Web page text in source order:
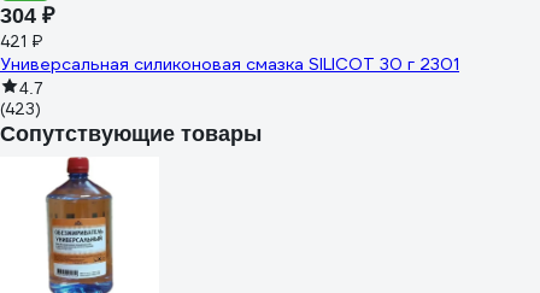
304 ₽
421 ₽
Универсальная силиконовая смазка SILICOT 30 г 2301
4.7
(423)
Сопутствующие товары